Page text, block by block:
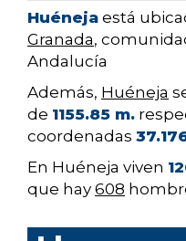
Huéneja está
Granada,
Andalucía
Además, Huéneja
de 1155.85 m.
coordenadas
En Huéneja viven
que hay 608